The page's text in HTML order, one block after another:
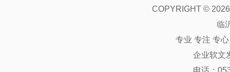
COPYRIGHT ©
临
专业 专注 专
企业软文
电话：